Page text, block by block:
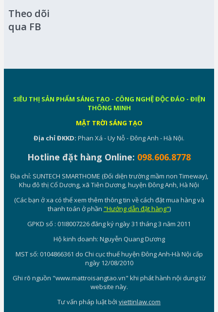
Theo dõi
qua FB
SIÊU THỊ SẢN PHẨM SÁNG TẠO - CÔNG NGHỆ ĐỘC ĐÁO - ĐIỆN
THÔNG MINH
MẶT TRỜI SÁNG TẠO
Địa chỉ ĐKKD: Phan Xá - Uy Nỗ - Đông Anh - Hà Nội.
Hotline đặt hàng Online: 098.606.8778
Địa chỉ: SUNTECH SMARTHOME (Đối diện trường mầm non Timeway),
Khu đô thị Cổ Dương, xã Tiên Dương, huyện Đông Anh, Hà Nội
(Các bạn ở xa có thể xem thêm thông tin về cách đặt mua hàng và
thanh toán ở phần "Hướng dẫn đặt hàng")
GPKD số : 01I8007226 đăng ký ngày 31 tháng 3 năm 2011
Hộ kinh doanh: Nguyễn Quang Dương
MST số: 0104866361 do Chi cục thuế huyện Đông Anh-Hà Nội cấp
ngày 12/08/2010
Ghi rõ nguồn "www.mattroisangtao.vn" khi phát hành nội dung từ
website này.
Tư vấn pháp luật bởi viettinlaw.com